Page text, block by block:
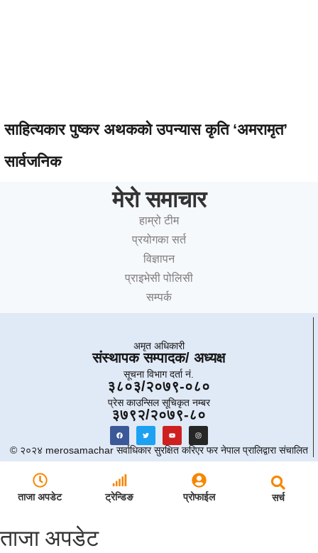
साहित्यकार पुष्कर अथकको उपन्यास कृति ‘अमरामृत’
सार्वजनिक
मेरो समाचार
हाम्रो टीम
प्रयोगका सर्त
विज्ञापन
प्राइभेसी पोलिसी
सम्पर्क
अमृत ​​अधिकारी
संस्थापक सम्पादक/ अध्यक्ष
सूचना विभाग दर्ता नं.
३८०३/२०७९-०८०
प्रेस काउन्सिल सूचिकृत नम्बर
३७९२/२०७९-८०
© २०२४ merosamachar सर्वाधिकार सुरक्षित करिएर फर नेपाल प्रालिद्वारा संचालित
ताजा अपडेट ट्रेन्डिङ प्रोफाईल सर्च
ताजा अपडेट